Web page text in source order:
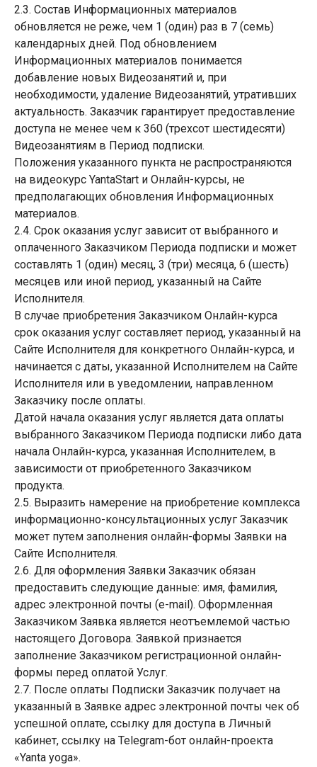
2.3. Состав Информационных материалов
обновляется не реже, чем 1 (один) раз в 7 (семь)
календарных дней. Под обновлением
Информационных материалов понимается
добавление новых Видеозанятий и, при
необходимости, удаление Видеозанятий, утративших
актуальность. Заказчик гарантирует предоставление
доступа не менее чем к 360 (трехсот шестидесяти)
Видеозанятиям в Период подписки.
Положения указанного пункта не распространяются
на видеокурс YantaStart и Онлайн-курсы, не
предполагающих обновления Информационных
материалов.
2.4. Срок оказания услуг зависит от выбранного и
оплаченного Заказчиком Периода подписки и может
составлять 1 (один) месяц, 3 (три) месяца, 6 (шесть)
месяцев или иной период, указанный на Сайте
Исполнителя.
В случае приобретения Заказчиком Онлайн-курса
срок оказания услуг составляет период, указанный на
Сайте Исполнителя для конкретного Онлайн-курса, и
начинается с даты, указанной Исполнителем на Сайте
Исполнителя или в уведомлении, направленном
Заказчику после оплаты.
Датой начала оказания услуг является дата оплаты
выбранного Заказчиком Периода подписки либо дата
начала Онлайн-курса, указанная Исполнителем, в
зависимости от приобретенного Заказчиком
продукта.
2.5. Выразить намерение на приобретение комплекса
информационно-консультационных услуг Заказчик
может путем заполнения онлайн-формы Заявки на
Сайте Исполнителя.
2.6. Для оформления Заявки Заказчик обязан
предоставить следующие данные: имя, фамилия,
адрес электронной почты (e-mail). Оформленная
Заказчиком Заявка является неотъемлемой частью
настоящего Договора. Заявкой признается
заполнение Заказчиком регистрационной онлайн-
формы перед оплатой Услуг.
2.7. После оплаты Подписки Заказчик получает на
указанный в Заявке адрес электронной почты чек об
успешной оплате, ссылку для доступа в Личный
кабинет, ссылку на Telegram-бот онлайн-проекта
«Yanta yoga».